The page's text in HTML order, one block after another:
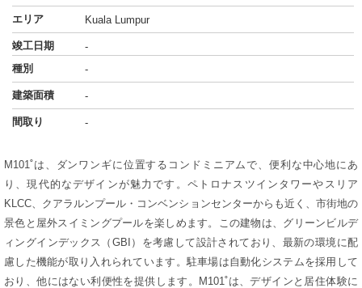
エリア Kuala Lumpur
竣工日期
-
種別
-
建築面積 -
間取り -
M101˚は、ダンワンギに位置するコンドミニアムで、便利な中心地にあ
り、現代的なデザインが魅力です。ペトロナスツインタワーやスリア
KLCC、クアラルンプール・コンベンションセンターからも近く、市街地の
景色と屋外スイミングプールを楽しめます。この建物は、グリーンビルデ
ィングインデックス（GBI）を考慮して設計されており、最新の環境に配
慮した機能が取り入れられています。駐車場は自動化システムを採用して
おり、他にはない利便性を提供します。M101˚は、デザインと居住体験に